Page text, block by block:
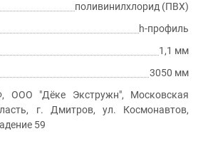
поливинилхлорид (ПВХ)
h-профиль
1,1 мм
3050 мм
ООО "Дёке Экстружн", Московская
г. Дмитров, ул. Космонавтов,
59